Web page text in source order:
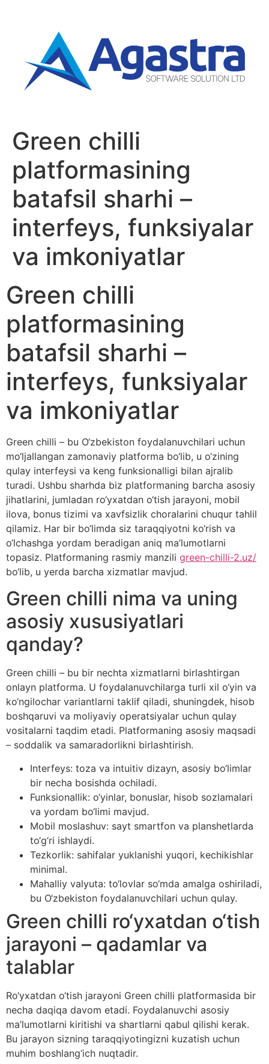
Green chilli
platformasining
batafsil sharhi –
interfeys, funksiyalar
va imkoniyatlar
Green chilli
platformasining
batafsil sharhi –
interfeys, funksiyalar
va imkoniyatlar
Green chilli – bu O‘zbekiston foydalanuvchilari uchun
mo‘ljallangan zamonaviy platforma bo‘lib, u o‘zining
qulay interfeysi va keng funksionalligi bilan ajralib
turadi. Ushbu sharhda biz platformaning barcha asosiy
jihatlarini, jumladan ro‘yxatdan o‘tish jarayoni, mobil
ilova, bonus tizimi va xavfsizlik choralarini chuqur tahlil
qilamiz. Har bir bo‘limda siz taraqqiyotni ko‘rish va
o‘lchashga yordam beradigan aniq ma’lumotlarni
topasiz. Platformaning rasmiy manzili green-chilli-2.uz/
bo‘lib, u yerda barcha xizmatlar mavjud.
Green chilli nima va uning
asosiy xususiyatlari
qanday?
Green chilli – bu bir nechta xizmatlarni birlashtirgan
onlayn platforma. U foydalanuvchilarga turli xil o‘yin va
ko‘ngilochar variantlarni taklif qiladi, shuningdek, hisob
boshqaruvi va moliyaviy operatsiyalar uchun qulay
vositalarni taqdim etadi. Platformaning asosiy maqsadi
– soddalik va samaradorlikni birlashtirish.
Interfeys: toza va intuitiv dizayn, asosiy bo‘limlar
bir necha bosishda ochiladi.
Funksionallik: o‘yinlar, bonuslar, hisob sozlamalari
va yordam bo‘limi mavjud.
Mobil moslashuv: sayt smartfon va planshetlarda
to‘g‘ri ishlaydi.
Tezkorlik: sahifalar yuklanishi yuqori, kechikishlar
minimal.
Mahalliy valyuta: to‘lovlar so‘mda amalga oshiriladi,
bu O‘zbekiston foydalanuvchilari uchun qulay.
Green chilli ro‘yxatdan o‘tish
jarayoni – qadamlar va
talablar
Ro‘yxatdan o‘tish jarayoni Green chilli platformasida bir
necha daqiqa davom etadi. Foydalanuvchi asosiy
ma’lumotlarni kiritishi va shartlarni qabul qilishi kerak.
Bu jarayon sizning taraqqiyotingizni kuzatish uchun
muhim boshlang‘ich nuqtadir.